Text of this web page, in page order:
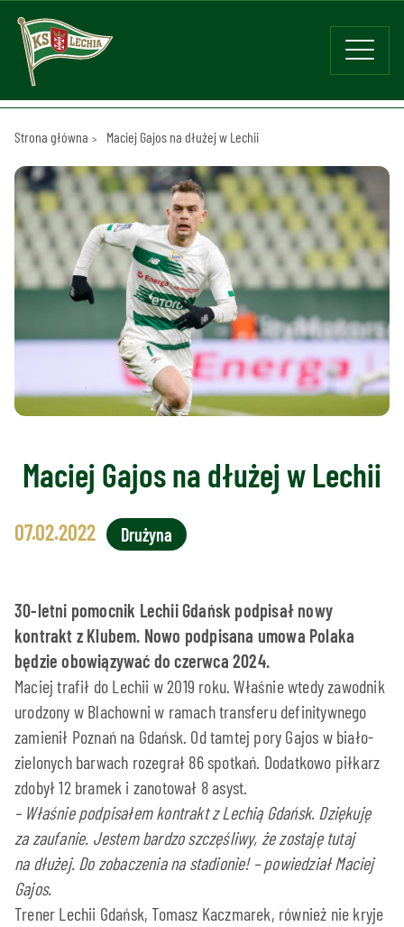
Strona główna Maciej Gajos na dłużej w Lechii
Maciej Gajos na dłużej w Lechii
07.02.2022 Drużyna
30-letni pomocnik Lechii Gdańsk podpisał nowy
kontrakt z Klubem. Nowo podpisana umowa Polaka
będzie obowiązywać do czerwca 2024.
Maciej trafił do Lechii w 2019 roku. Właśnie wtedy zawodnik
urodzony w Blachowni w ramach transferu definitywnego
zamienił Poznań na Gdańsk. Od tamtej pory Gajos w biało-
zielonych barwach rozegrał 86 spotkań. Dodatkowo piłkarz
zdobył 12 bramek i zanotował 8 asyst.
– Właśnie podpisałem kontrakt z Lechią Gdańsk. Dziękuję
za zaufanie. Jestem bardzo szczęśliwy, że zostaję tutaj
na dłużej. Do zobaczenia na stadionie! – powiedział Maciej
Gajos.
Trener Lechii Gdańsk, Tomasz Kaczmarek, również nie kryje